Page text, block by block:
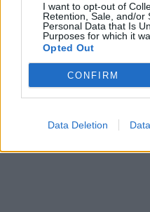
I want to opt-out of
Retention, Sale, and/or
Personal Data that Is
Purposes for which it
Opted Out
CONFIRM
Data Deletion